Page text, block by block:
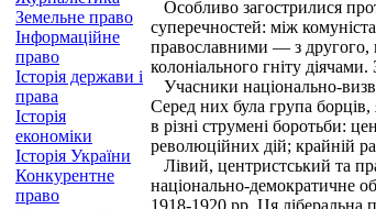
Земельне право
Інформаційне
право
Історія держави і
права
Історія
економіки
Історія України
Конкурентне
право
Особливо загострилися
суперечностей: між
православними — з другого,
колоніального гніту
Учасники національно-
Серед них була група
в різні струмені боротьби:
революційних дій; крайній
Лівий, центристський та
національно-демократичне
1918-1920 pp. Ця ліберальна